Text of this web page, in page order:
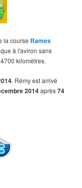
la course Rames
à l'aviron sans
kilomètres.
. Rémy est arrivé
2014après74